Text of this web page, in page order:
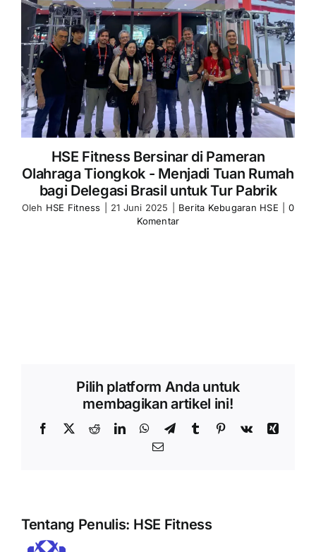
HSE Fitness Bersinar di Pameran
Olahraga Tiongkok - Menjadi Tuan Rumah
bagi Delegasi Brasil untuk Tur Pabrik
Oleh HSE Fitness 21 Juni 2025 Berita Kebugaran HSE
0
Komentar
Pilih platform Anda untuk
membagikan artikel ini!
Facebook
X RedditLinkedInWhatsApp
TelegramTumblr Pinterest
Vk
Xing
Email
Tentang Penulis: HSE Fitness